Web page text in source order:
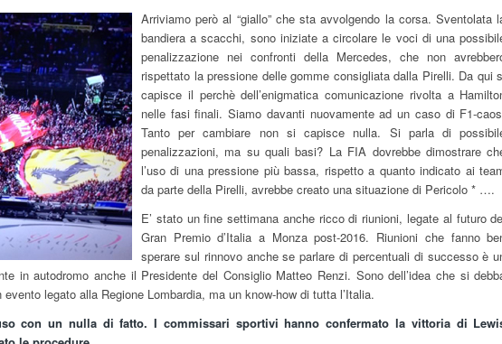
Arriviamo però al “giallo” che sta avvolgendo la corsa. Sventolata
bandiera a scacchi, sono iniziate a circolare le voci di una
penalizzazione nei confronti della Mercedes, che non
rispettato la pressione delle gomme consigliata dalla Pirelli. Da qui
capisce il perchè dell’enigmatica comunicazione rivolta a
nelle fasi finali. Siamo davanti nuovamente ad un caso di F1-
Tanto per cambiare non si capisce nulla. Si parla di
penalizzazioni, ma su quali basi? La FIA dovrebbe dimostrare
l’uso di una pressione più bassa, rispetto a quanto indicato ai
da parte della Pirelli, avrebbe creato una situazione di Pericolo * ….
E’ stato un fine settimana anche ricco di riunioni, legate al futuro
Gran Premio d’Italia a Monza post-2016. Riunioni che fanno
sperare sul rinnovo anche se parlare di percentuali di successo è
in autodromo anche il Presidente del Consiglio Matteo Renzi. Sono dell’idea che si
legato alla Regione Lombardia, ma un know-how di tutta l’Italia.
con un nulla di fatto. I commissari sportivi hanno confermato la vittoria di